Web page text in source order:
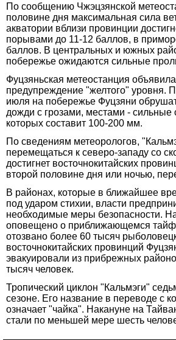
По сообщению Чжэцзянской
половине дня максимальная сила
акватории вблизи провинции
порывами до 11-12 баллов, в
баллов. В центральных и южных
побережье ожидаются сильные
Фуцзяньская метеостанция
предупреждение "желтого" уровня.
июля на побережье Фуцзяни
дожди с грозами, местами - сильные
которых составит 100-200 мм.
По сведениям метеорологов,
перемещаться к северо-западу со
достигнет восточнокитайских
второй половине дня или ночью,
В районах, которые в ближайшее
под ударом стихии, власти
необходимые меры безопасности.
оповещено о приближающемся
отозвано более 60 тысяч
восточнокитайских провинций
эвакуировали из прибрежных
тысяч человек.
Тропический циклон "Кальмэги"
сезоне. Его название в переводе с
означает "чайка". Накануне на
стали по меньшей мере шесть